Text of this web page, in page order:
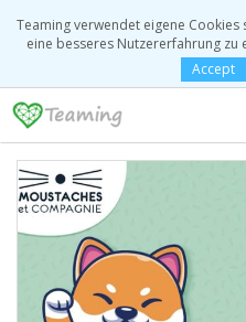
Teaming verwendet eigene
eine besseres Nutzererfahrung zu
Accept